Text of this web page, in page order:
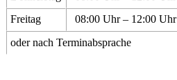
Freitag
08:00 Uhr – 12:00 Uhr
oder nach Terminabsprache